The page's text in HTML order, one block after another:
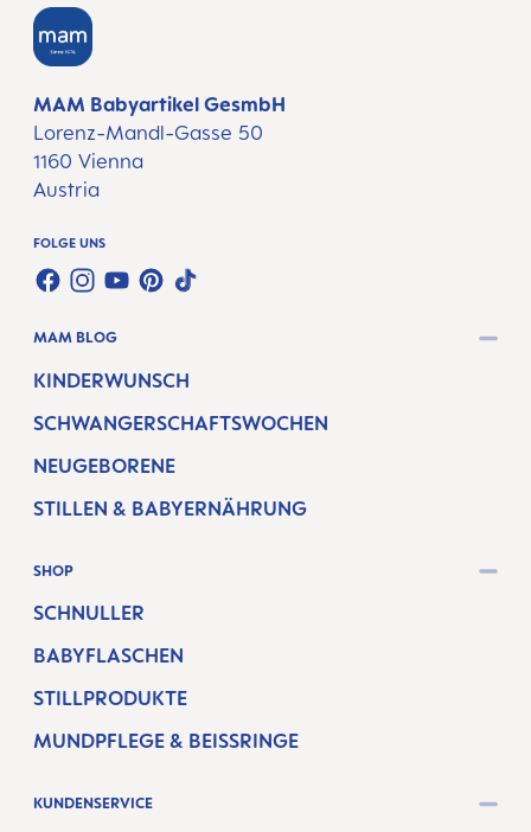
MAM Babyartikel GesmbH
Lorenz-Mandl-Gasse 50
1160 Vienna
Austria
FOLGE UNS
FACEBOOK
INSTAGRAM
YOUTUBE
PINTEREST
TIKTOK
MAM BLOG
KINDERWUNSCH
SCHWANGERSCHAFTSWOCHEN
NEUGEBORENE
STILLEN & BABYERNÄHRUNG
SHOP
SCHNULLER
BABYFLASCHEN
STILLPRODUKTE
MUNDPFLEGE & BEISSRINGE
KUNDENSERVICE